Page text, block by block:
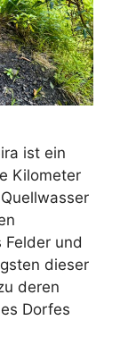
ist ein
Kilometer
und
dieser
deren
Dorfes